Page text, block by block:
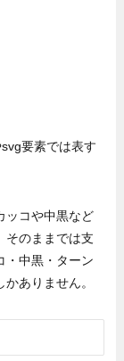
要素では表す
ッコや中黒など
そのままでは支
・中黒・ターン
ありません。